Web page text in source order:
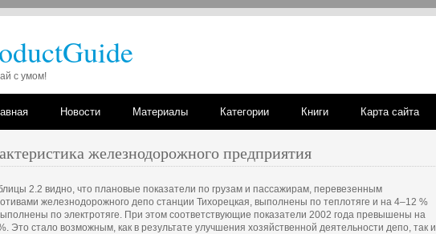
с умом!
Новости Материалы Категории Книги Карта сайта
железнодорожного предприятия
2.2 видно, что плановые показатели по грузам и пассажирам, перевезенным
железнодорожного депо станции Тихорецкая, выполнены по теплотяге и на 4–12 %
по электротяге. При этом соответствующие показатели 2002 года превышены на
Это стало возможным, как в результате улучшения хозяйственной деятельности депо, так и